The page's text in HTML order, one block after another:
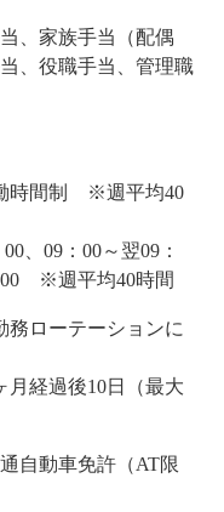
、家族手当（配偶
、役職手当、管理職
時間制 ※週平均40
、09：00～翌09：
00 ※週平均40時間
務ローテーションに
経過後10日（最大
自動車免許（AT限